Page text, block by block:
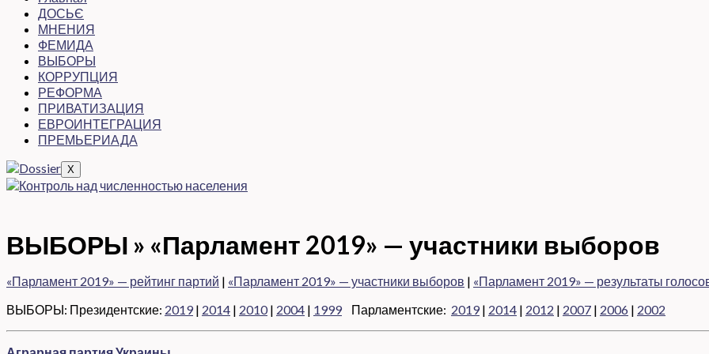
ДОСЬЄ
МНЕНИЯ
ФЕМИДА
ВЫБОРЫ
КОРРУПЦИЯ
РЕФОРМА
ПРИВАТИЗАЦИЯ
ЕВРОИНТЕГРАЦИЯ
ПРЕМЬЕРИАДА
X
ВЫБОРЫ » «Парламент 2019» — участники выборов
«Парламент 2019» — рейтинг партий | «Парламент 2019» — участники выборов | «Парламент 2019» — результаты
ВЫБОРЫ: Президентские: 2019| 2014 | 2010| 2004 | 1999Парламентские: 2019| 2014 | 2012 | 2007 | 2006 | 2002